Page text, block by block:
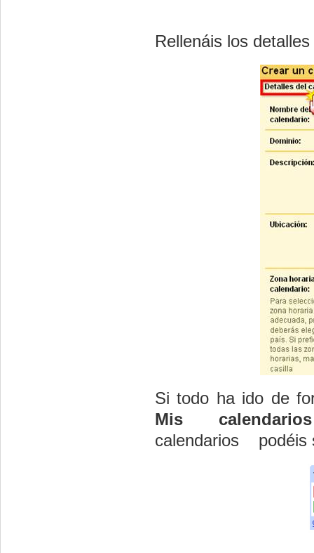
Rellenáis los
Si todo ha ido de
Mis calendarios
calendarios podéis